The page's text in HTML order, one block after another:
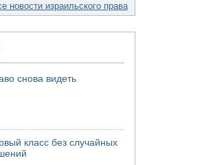
новости израильского права
снова видеть
класс без случайных